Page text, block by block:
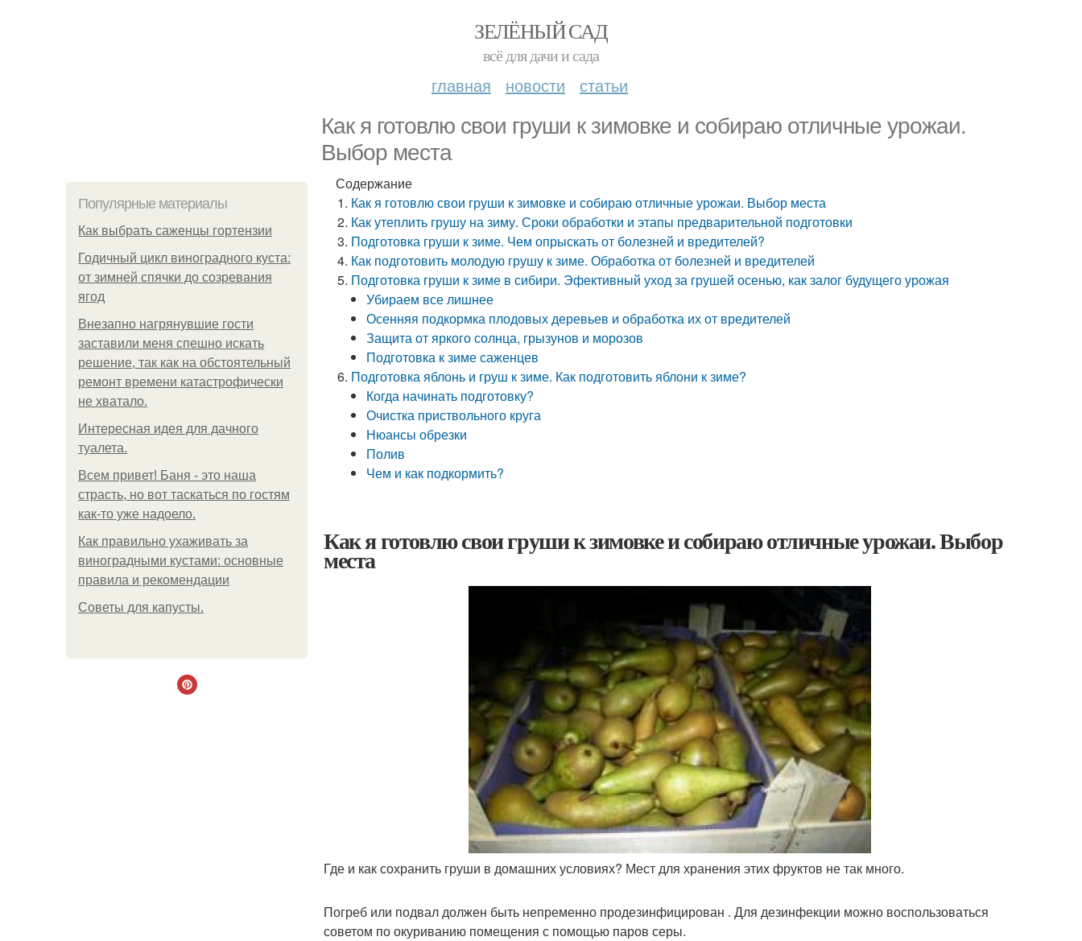
ЗЕЛЁНЫЙ САД
всё для дачи и сада
главная новости статьи
Как я готовлю свои груши к зимовке и собираю отличные урожаи.
Выбор места
Популярные материалы
Как выбрать саженцы гортензии
Годичный цикл виноградного куста:
от зимней спячки до созревания
ягод
Внезапно нагрянувшие гости
заставили меня спешно искать
решение, так как на обстоятельный
ремонт времени катастрофически
не хватало.
Интересная идея для дачного
туалета.
Всем привет! Баня - это наша
страсть, но вот таскаться по гостям
как-то уже надоело.
Как правильно ухаживать за
виноградными кустами: основные
правила и рекомендации
Советы для капусты.
Содержание
Как я готовлю свои груши к зимовке и собираю отличные урожаи. Выбор места
Как утеплить грушу на зиму. Сроки обработки и этапы предварительной подготовки
Подготовка груши к зиме. Чем опрыскать от болезней и вредителей?
Как подготовить молодую грушу к зиме. Обработка от болезней и вредителей
Подготовка груши к зиме в сибири. Эфективный уход за грушей осенью, как залог будущего урожая
Убираем все лишнее
Осенняя подкормка плодовых деревьев и обработка их от вредителей
Защита от яркого солнца, грызунов и морозов
Подготовка к зиме саженцев
Подготовка яблонь и груш к зиме. Как подготовить яблони к зиме?
Когда начинать подготовку?
Очистка приствольного круга
Нюансы обрезки
Полив
Чем и как подкормить?
Как я готовлю свои груши к зимовке и собираю отличные урожаи. Выбор
места
Где и как сохранить груши в домашних условиях? Мест для хранения этих фруктов не так много.
Погреб или подвал должен быть непременно продезинфицирован . Для дезинфекции можно воспользоваться
советом по окуриванию помещения с помощью паров серы.